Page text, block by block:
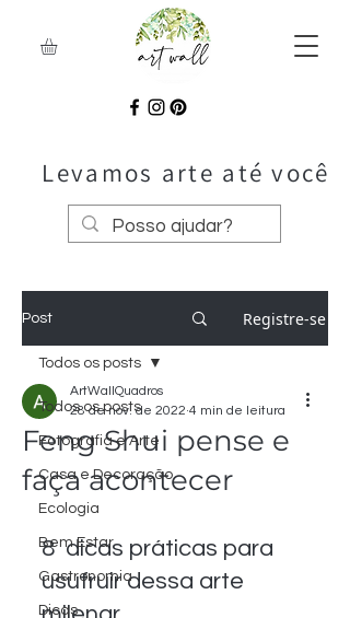
Levamos arte até você
Post Registre-se
Todos os posts
Fotografia e Arte
Casa e Decoração
Ecologia
Bem Estar
Gastronomia
Dicas
Todos os posts
Feng Shui pense e
faça acontecer
ArtWallQuadros
28 de nov. de 2022 4 min de leitura
8  dicas práticas para
usufruir dessa arte